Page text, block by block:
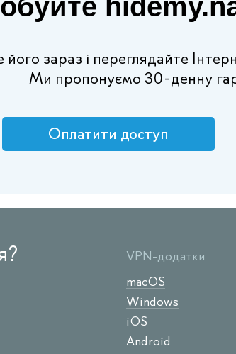
зараз і переглядайте
Ми пропонуємо 30-денну
Оплатити доступ
VPN-додатки
macOS
Windows
iOS
Android